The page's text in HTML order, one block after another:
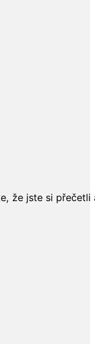
že jste si přečetli